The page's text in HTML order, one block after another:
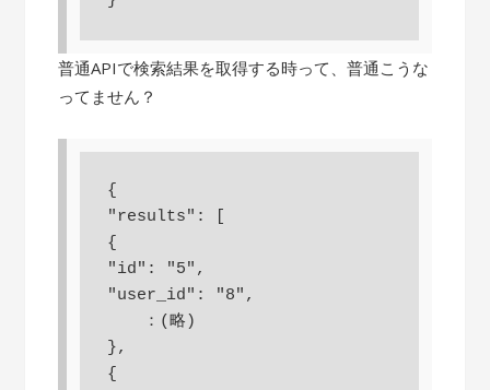
普通APIで検索結果を取得する時って、普通こうな
ってません？
{
"results": [
{
"id": "5",
"user_id": "8",
：(略)
},
{